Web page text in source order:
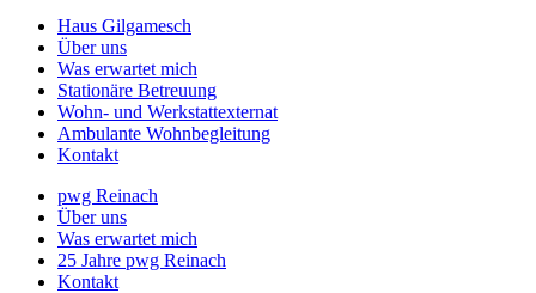
Haus Gilgamesch
Über uns
Was erwartet mich
Stationäre Betreuung
Wohn- und Werkstattexternat
Ambulante Wohnbegleitung
Kontakt
pwg Reinach
Über uns
Was erwartet mich
25 Jahre pwg Reinach
Kontakt